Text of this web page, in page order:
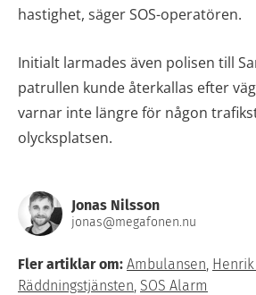
hastighet, säger SOS-operatören.
Initialt larmades även polisen till
patrullen kunde återkallas efter
varnar inte längre för någon
olycksplatsen.
Jonas Nilsson
jonas@megafonen.nu
Fler artiklar om: Ambulansen,
Räddningstjänsten, SOS Alarm